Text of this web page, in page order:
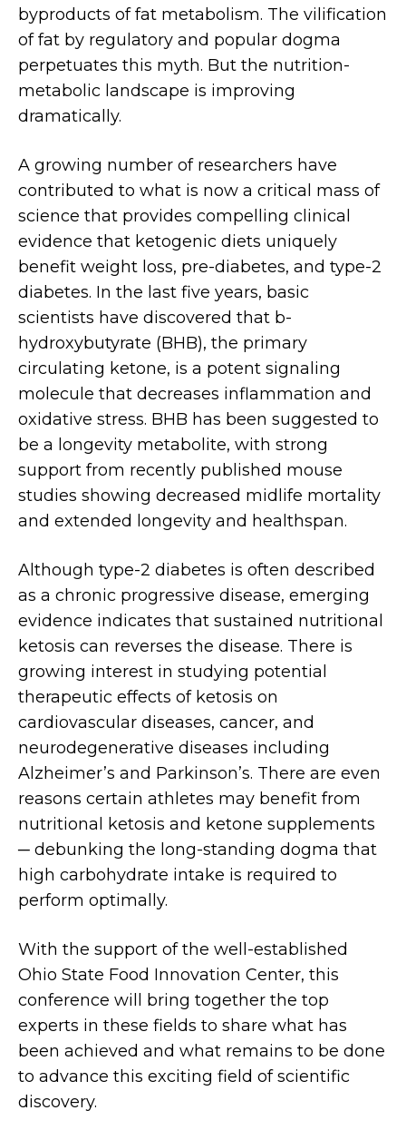
byproducts of fat metabolism. The vilification
of fat by regulatory and popular dogma
perpetuates this myth. But the nutrition-
metabolic landscape is improving
dramatically.
A growing number of researchers have
contributed to what is now a critical mass of
science that provides compelling clinical
evidence that ketogenic diets uniquely
benefit weight loss, pre-diabetes, and type-2
diabetes. In the last five years, basic
scientists have discovered that b-
hydroxybutyrate (BHB), the primary
circulating ketone, is a potent signaling
molecule that decreases inflammation and
oxidative stress. BHB has been suggested to
be a longevity metabolite, with strong
support from recently published mouse
studies showing decreased midlife mortality
and extended longevity and healthspan.
Although type-2 diabetes is often described
as a chronic progressive disease, emerging
evidence indicates that sustained nutritional
ketosis can reverses the disease. There is
growing interest in studying potential
therapeutic effects of ketosis on
cardiovascular diseases, cancer, and
neurodegenerative diseases including
Alzheimer’s and Parkinson’s. There are even
reasons certain athletes may benefit from
nutritional ketosis and ketone supplements
─ debunking the long-standing dogma that
high carbohydrate intake is required to
perform optimally.
With the support of the well-established
Ohio State Food Innovation Center, this
conference will bring together the top
experts in these fields to share what has
been achieved and what remains to be done
to advance this exciting field of scientific
discovery.